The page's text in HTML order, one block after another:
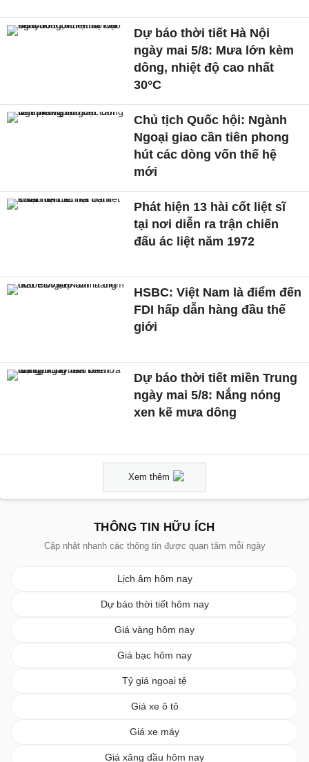
Dự báo thời tiết Hà Nội
ngày mai 5/8: Mưa lớn kèm
dông, nhiệt độ cao nhất
30°C
Chủ tịch Quốc hội: Ngành
Ngoại giao cần tiên phong
hút các dòng vốn thế hệ
mới
Phát hiện 13 hài cốt liệt sĩ
tại nơi diễn ra trận chiến
đấu ác liệt năm 1972
HSBC: Việt Nam là điểm đến
FDI hấp dẫn hàng đầu thế
giới
Dự báo thời tiết miền Trung
ngày mai 5/8: Nắng nóng
xen kẽ mưa dông
Xem thêm
THÔNG TIN HỮU ÍCH
Cập nhật nhanh các thông tin được quan tâm mỗi ngày
Lịch âm hôm nay
Dự báo thời tiết hôm nay
Giá vàng hôm nay
Giá bạc hôm nay
Tỷ giá ngoại tệ
Giá xe ô tô
Giá xe máy
Giá xăng dầu hôm nay